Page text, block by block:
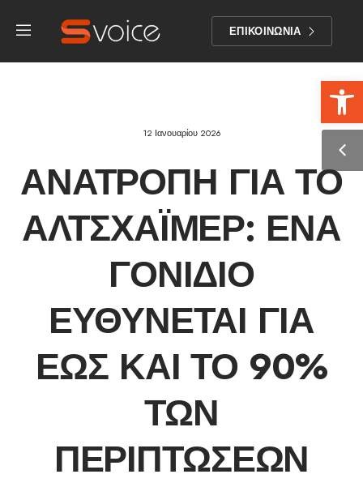
ΕΠΙΚΟΙΝΩΝΙΑ
12 Ιανουαρίου 2026
ΑΝΑΤΡΟΠΉ ΓΙΑ ΤΟ
ΑΛΤΣΧΆΙΜΕΡ: ΈΝΑ
ΓΟΝΊΔΙΟ
ΕΥΘΎΝΕΤΑΙ ΓΙΑ
ΈΩΣ ΚΑΙ ΤΟ 90%
ΤΩΝ
ΠΕΡΙΠΤΏΣΕΩΝ